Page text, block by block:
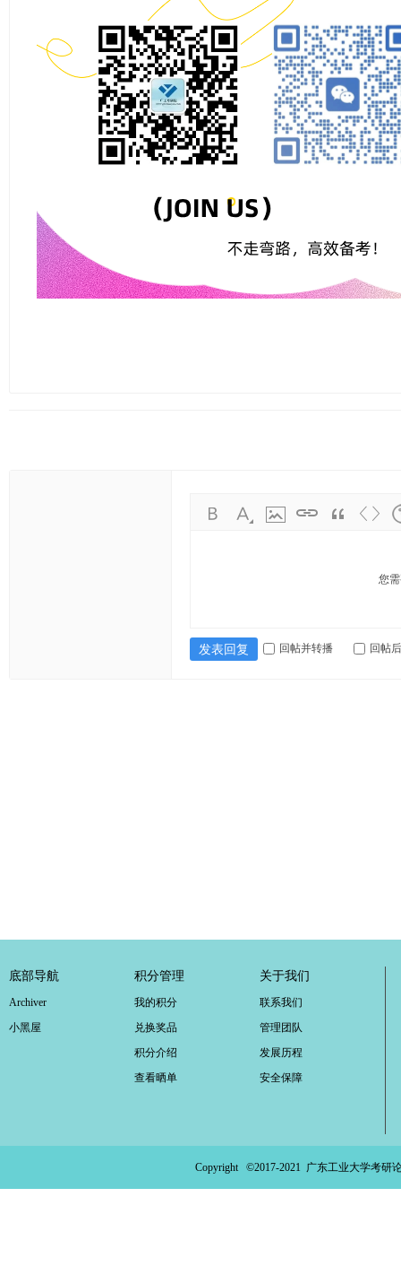
您
发表回复 回帖并转播 回帖
底部导航
Archiver
小黑屋
积分管理
我的积分
兑换奖品
积分介绍
查看晒单
关于我们
联系我们
管理团队
发展历程
安全保障
Copyright ©2017-2021 广东工业大学考研